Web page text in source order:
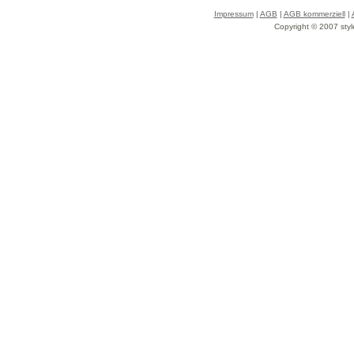
Impressum| AGB | AGB kommerziell|
Copyright © 2007